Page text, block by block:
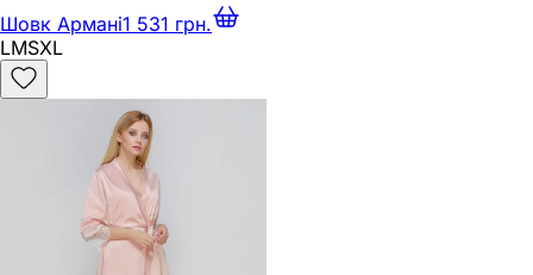
Шовк Армані1 531 грн.
LMSXL